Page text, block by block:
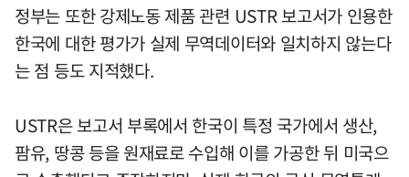
정부는 또한 강제노동 제품 관련 USTR 보고서가 인용한
한국에 대한 평가가 실제 무역데이터와 일치하지 않는다
는 점 등도 지적했다.
USTR은 보고서 부록에서 한국이 특정 국가에서 생산,
팜유, 땅콩 등을 원재료로 수입해 이를 가공한 뒤 미국으